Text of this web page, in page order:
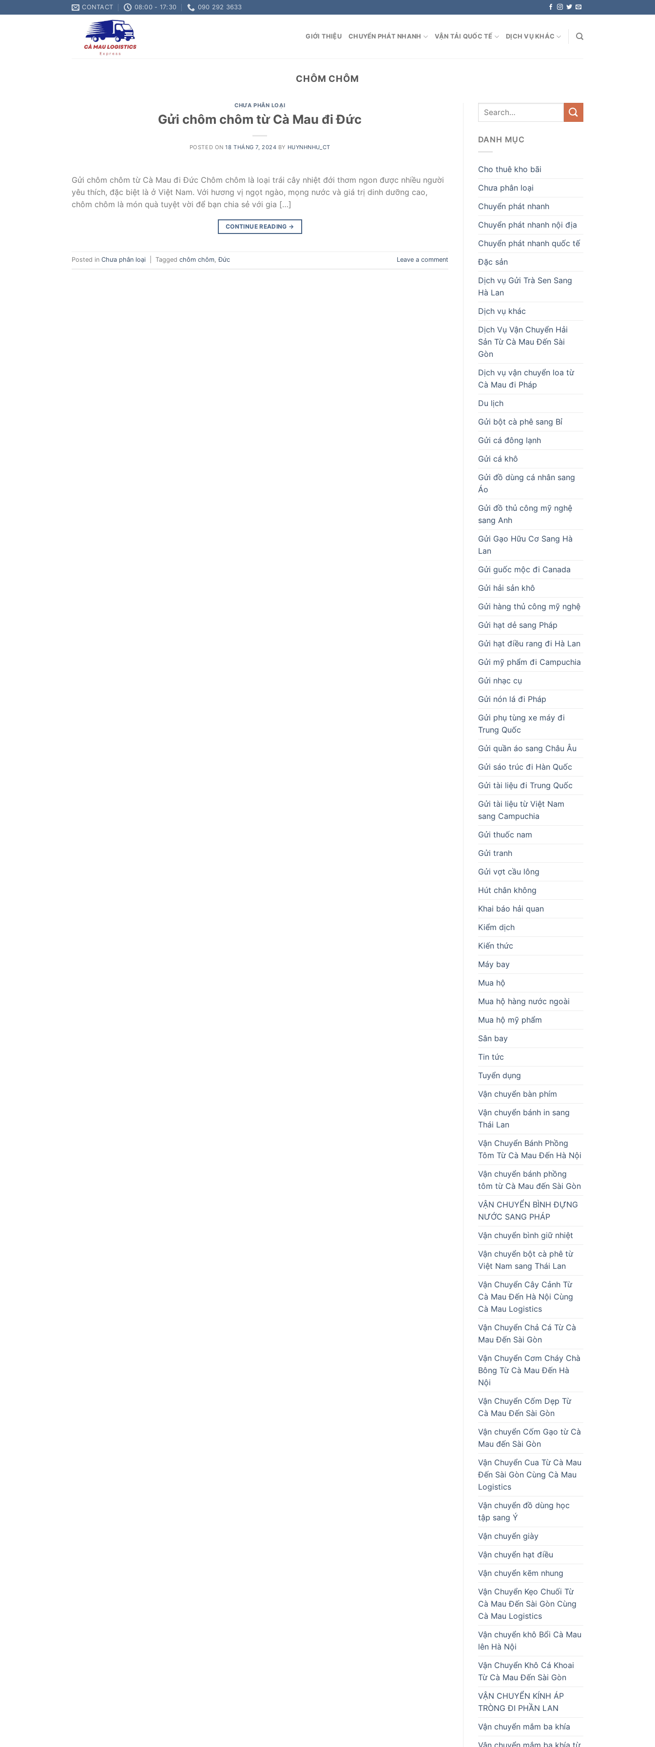
to
CONTACT 08:00 - 17:30 090 292 3633
GIỚI THIỆU CHUYỂN PHÁT NHANH VẬN TẢI QUỐC TẾ DỊCH VỤ KHÁC
CHÔM CHÔM
CHƯA PHÂN LOẠI
Gửi chôm chôm từ Cà Mau đi Đức
POSTED ON18 THÁNG 7, 2024 BY HUYNHNHU_CT
Gửi chôm chôm từ Cà Mau đi Đức Chôm chôm là loại trái cây nhiệt đới thơm ngon được nhiều người
yêu thích, đặc biệt là ở Việt Nam. Với hương vị ngọt ngào, mọng nước và giá trị dinh dưỡng cao,
chôm chôm là món quà tuyệt vời để bạn chia sẻ với gia […]
CONTINUE READING →
Posted in Chưa phân loại Tagged chôm chôm,Đức Leave a comment
DANH MỤC
Cho thuê kho bãi
Chưa phân loại
Chuyển phát nhanh
Chuyển phát nhanh nội địa
Chuyển phát nhanh quốc tế
Đặc sản
Dịch vụ Gửi Trà Sen Sang
Hà Lan
Dịch vụ khác
Dịch Vụ Vận Chuyển Hải
Sản Từ Cà Mau Đến Sài
Gòn
Dịch vụ vận chuyển loa từ
Cà Mau đi Pháp
Du lịch
Gửi bột cà phê sang Bỉ
Gửi cá đông lạnh
Gửi cá khô
Gửi đồ dùng cá nhân sang
Áo
Gửi đồ thủ công mỹ nghệ
sang Anh
Gửi Gạo Hữu Cơ Sang Hà
Lan
Gửi guốc mộc đi Canada
Gửi hải sản khô
Gửi hàng thủ công mỹ nghệ
Gửi hạt dẻ sang Pháp
Gửi hạt điều rang đi Hà Lan
Gửi mỹ phẩm đi Campuchia
Gửi nhạc cụ
Gửi nón lá đi Pháp
Gửi phụ tùng xe máy đi
Trung Quốc
Gửi quần áo sang Châu Âu
Gửi sáo trúc đi Hàn Quốc
Gửi tài liệu đi Trung Quốc
Gửi tài liệu từ Việt Nam
sang Campuchia
Gửi thuốc nam
Gửi tranh
Gửi vợt cầu lông
Hút chân không
Khai báo hải quan
Kiểm dịch
Kiến thức
Máy bay
Mua hộ
Mua hộ hàng nước ngoài
Mua hộ mỹ phẩm
Sân bay
Tin tức
Tuyển dụng
Vận chuyển bàn phím
Vận chuyển bánh in sang
Thái Lan
Vận Chuyển Bánh Phồng
Tôm Từ Cà Mau Đến Hà Nội
Vận chuyển bánh phồng
tôm từ Cà Mau đến Sài Gòn
VẬN CHUYỂN BÌNH ĐỰNG
NƯỚC SANG PHÁP
Vận chuyển bình giữ nhiệt
Vận chuyển bột cà phê từ
Việt Nam sang Thái Lan
Vận Chuyển Cây Cảnh Từ
Cà Mau Đến Hà Nội Cùng
Cà Mau Logistics
Vận Chuyển Chả Cá Từ Cà
Mau Đến Sài Gòn
Vận Chuyển Cơm Cháy Chà
Bông Từ Cà Mau Đến Hà
Nội
Vận Chuyển Cốm Dẹp Từ
Cà Mau Đến Sài Gòn
Vận chuyển Cốm Gạo từ Cà
Mau đến Sài Gòn
Vận Chuyển Cua Từ Cà Mau
Đến Sài Gòn Cùng Cà Mau
Logistics
Vận chuyển đồ dùng học
tập sang Ý
Vận chuyển giày
Vận chuyển hạt điều
Vận chuyển kẽm nhung
Vận Chuyển Kẹo Chuối Từ
Cà Mau Đến Sài Gòn Cùng
Cà Mau Logistics
Vận chuyển khô Bổi Cà Mau
lên Hà Nội
Vận Chuyển Khô Cá Khoai
Từ Cà Mau Đến Sài Gòn
VẬN CHUYỂN KÍNH ÁP
TRÒNG ĐI PHẦN LAN
Vận chuyển mắm ba khía
Vận chuyển mắm ba khía từ